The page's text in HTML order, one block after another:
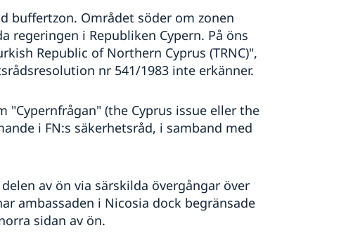
buffertzon. Området söder om zonen
i Republiken Cypern. På öns
Republic of Northern Cyprus (TRNC)",
nr 541/1983 inte erkänner.
(the Cyprus issue eller the
i FN:s säkerhetsråd, i samband med
av ön via särskilda övergångar över
ambassaden i Nicosia dock begränsade
sidan av ön.